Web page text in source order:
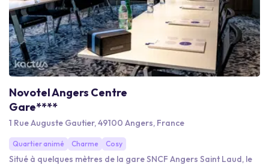
Novotel Angers Centre
Gare****
1 Rue Auguste Gautier, 49100 Angers, France
Quartier animé Charme Cosy
Situé à quelques mètres de la gare SNCF Angers Saint Laud, le